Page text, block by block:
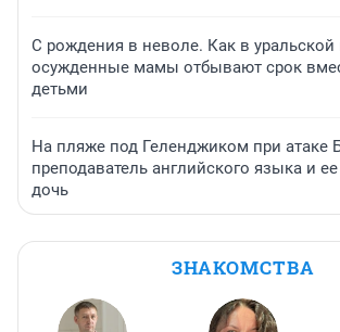
С рождения в неволе. Как в уральской
осужденные мамы отбывают срок
детьми
На пляже под Геленджиком при атаке
преподаватель английского языка и ее
дочь
ЗНАКОМСТВА